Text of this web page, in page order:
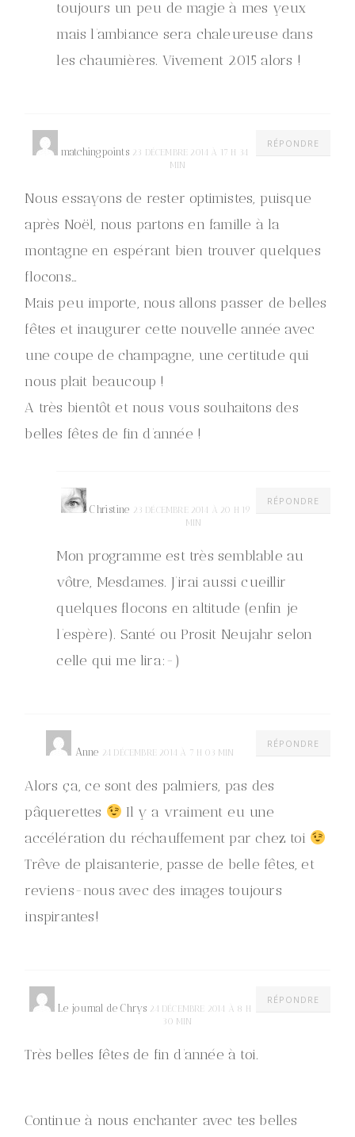
toujours un peu de magie à mes yeux
mais l’ambiance sera chaleureuse dans
les chaumières. Vivement 2015 alors !
RÉPONDRE
matchingpoints 23 DÉCEMBRE 2014 À 17 H 34
MIN
Nous essayons de rester optimistes, puisque
après Noël, nous partons en famille à la
montagne en espérant bien trouver quelques
flocons…
Mais peu importe, nous allons passer de belles
fêtes et inaugurer cette nouvelle année avec
une coupe de champagne, une certitude qui
nous plait beaucoup !
A très bientôt et nous vous souhaitons des
belles fêtes de fin d’année !
RÉPONDRE
Christine 23 DÉCEMBRE 2014 À 20 H 19
MIN
Mon programme est très semblable au
vôtre, Mesdames. J’irai aussi cueillir
quelques flocons en altitude (enfin je
l’espère). Santé ou Prosit Neujahr selon
celle qui me lira:-)
RÉPONDRE
Anne 24 DÉCEMBRE 2014 À 7 H 03 MIN
Alors ça, ce sont des palmiers, pas des
pâquerettes
Il y a vraiment eu une
accélération du réchauffement par chez toi
Trêve de plaisanterie, passe de belle fêtes, et
reviens-nous avec des images toujours
inspirantes!
RÉPONDRE
Le journal de Chrys 24 DÉCEMBRE 2014 À 8 H
30 MIN
Très belles fêtes de fin d’année à toi.
Continue à nous enchanter avec tes belles